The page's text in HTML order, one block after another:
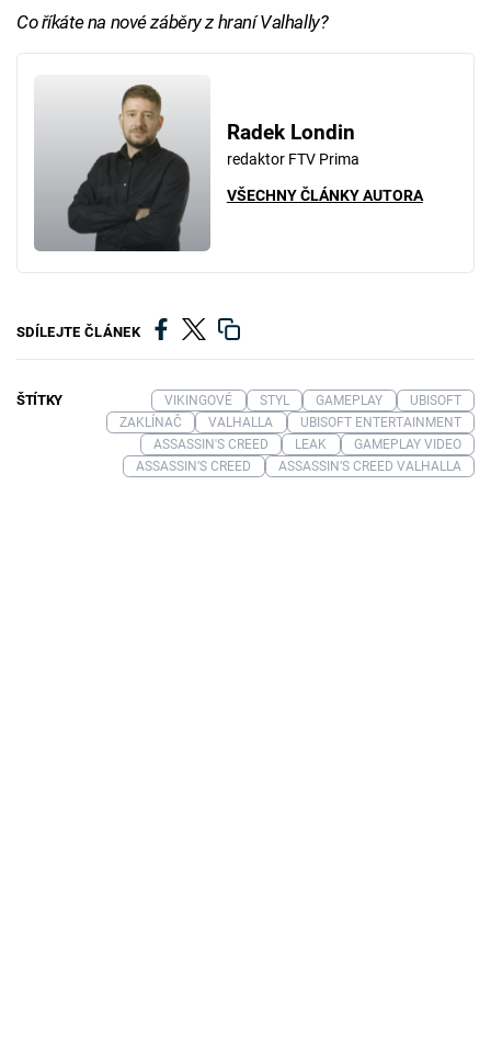
Co říkáte na nové záběry z hraní Valhally?
Radek Londin
redaktor FTV Prima
VŠECHNY ČLÁNKY AUTORA
SDÍLEJTE ČLÁNEK
ŠTÍTKY VIKINGOVÉ STYL GAMEPLAY
UBISOFT
ZAKLÍNAČ
VALHALLA
UBISOFT ENTERTAINMENT
ASSASSIN'S CREED
LEAK
GAMEPLAY VIDEO
ASSASSIN’S CREED
ASSASSIN’S CREED VALHALLA